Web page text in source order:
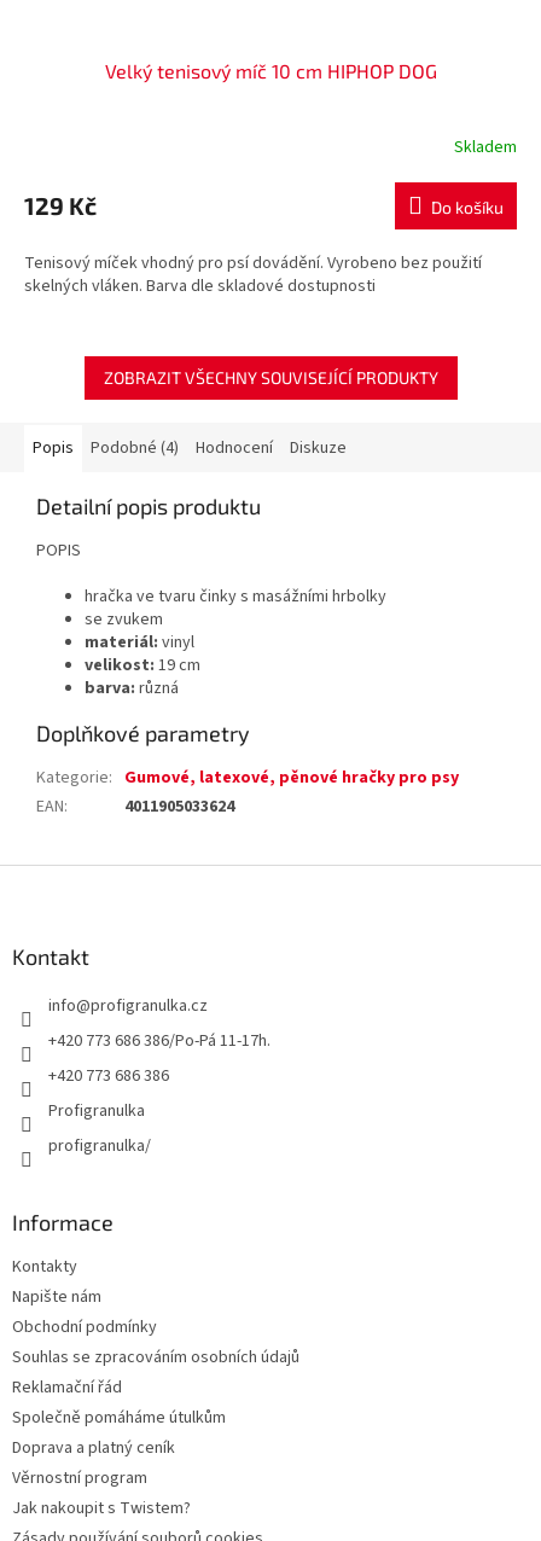
Velký tenisový míč 10 cm HIPHOP DOG
Skladem
129 Kč Do košíku
Tenisový míček vhodný pro psí dovádění. Vyrobeno bez použití
skelných vláken. Barva dle skladové dostupnosti
ZOBRAZIT VŠECHNY SOUVISEJÍCÍ PRODUKTY
Popis Podobné (4) Hodnocení Diskuze
Detailní popis produktu
POPIS
hračka ve tvaru činky s masážními hrbolky
se zvukem
materiál: vinyl
velikost: 19 cm
barva: různá
Doplňkové parametry
Kategorie: Gumové, latexové, pěnové hračky pro psy
EAN: 4011905033624
Kontakt
info@profigranulka.cz
+420 773 686 386/Po-Pá 11-17h.
+420 773 686 386
Profigranulka
profigranulka/
Informace
Kontakty
Napište nám
Obchodní podmínky
Souhlas se zpracováním osobních údajů
Reklamační řád
Společně pomáháme útulkům
Doprava a platný ceník
Věrnostní program
Jak nakoupit s Twistem?